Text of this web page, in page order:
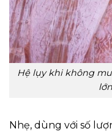
Hệ lụy khi không
Nhẹ, dùng với số